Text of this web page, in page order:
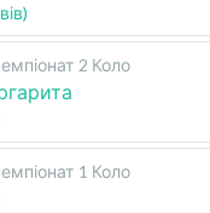
2 Коло
1 Коло